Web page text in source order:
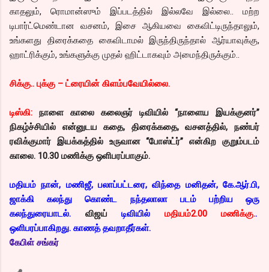
காதலும், ரொமான்ஸும் இப்படத்தில் இல்லவே இல்லை.. மற்ற
டிபார்ட்மெண்டான வசனம், இசை ஆகியவை கைவிட்டிருந்தாலும்,
உங்களது திரைக்கதை கைவிடாமல் இருந்திருந்தால் ஆர்யாவுக்கு,
ஹாட்ரிக்கும், உங்களுக்கு முதல் ஹிட்டாகவும் அமைந்திருக்கும்..
சிக்கு.. புக்கு – ட்ரையின் கிளம்பவேயில்லை.
டிஸ்கி: நாளை காலை கலைஞர் டிவியில் “நாளைய இயக்குனர்”
நிகழ்ச்சியில் என்னுடய கதை, திரைக்கதை, வசனத்தில், நண்பர்
ரவிக்குமார் இயக்கத்தில் உருவான “போஸ்ட்ர்” என்கிற குறும்படம்
காலை. 10.30 மணிக்கு ஒளிபரப்பாகும்.
மதியம் நான், மணிஜீ, பலாப்பட்டரை, விந்தை மனிதன், கே.ஆர்.பி,
ஜாக்கி கலந்து கொண்ட நந்தலாலா படம் பற்றிய ஒரு
கலந்துரையாடல். விஜய் டிவியில் மதியம்2.00 மணிக்கு..
ஒளிபரப்பாகிறது. காணத் தவறாதீர்கள்.
கேபிள் சங்கர்